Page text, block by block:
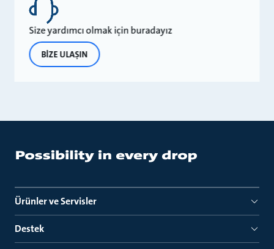
Size yardımcı olmak için buradayız
BİZE ULAŞIN
Ürünler ve Servisler
Destek